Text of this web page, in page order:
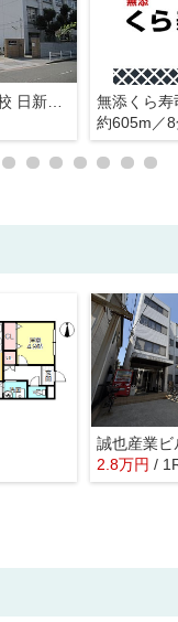
尼崎市立中学校 日新中学校
無添くら寿
約605m／
誠也産業ビ
2.8万円 /